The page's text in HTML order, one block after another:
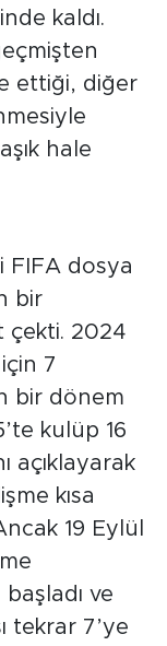
kaldı.
ettiği, diğer
hale
FIFA dosya
bir
çekti. 2024
7
bir dönem
kulüp 16
açıklayarak
kısa
19 Eylül
ve
tekrar 7’ye